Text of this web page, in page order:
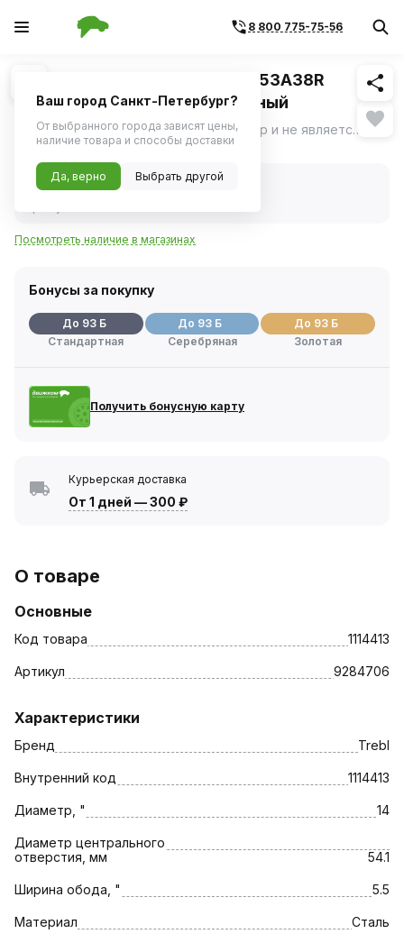
8 800 775-75-56
1/1 Похожие
Штампованные диски TREBL 53A38R
5.5x14/4x100 D54.1 ET38 Черный
Фото носит ознакомительный характер и не является определяющим фактором. ещё
Нет в наличии
Нет в наличии
Посмотреть наличие в магазинах
Бонусы за покупку
До 93 Б
Стандартная
До 93 Б
Серебряная
До 93 Б
Золотая
Получить бонусную карту
Курьерская доставка
От 1 дней —300 ₽
О товаре
Основные
Код товара 1114413
Артикул 9284706
Характеристики
Бренд Trebl
Внутренний код 1114413
Диаметр, " 14
Диаметр центрального
отверстия, мм
54.1
Ширина обода, " 5.5
Материал Сталь
Ваш город Санкт-Петербург?
От выбранного города зависят цены,
наличие товара и способы доставки
Да, верно Выбрать другой